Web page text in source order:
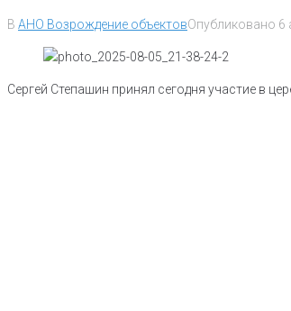
В АНО Возрождение объектовОпубликовано 6
Сергей Степашин принял сегодня участие в